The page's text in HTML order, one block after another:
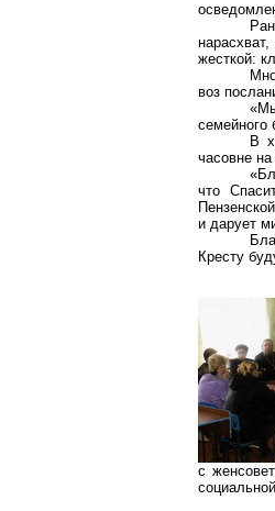
жесткой:
воз
семейного
В
часовне
что
и дарует
Кресту
с